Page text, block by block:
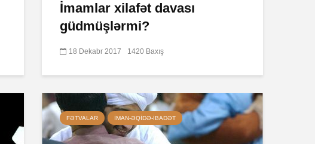
İmamlar xilafət davası
güdmüşlərmi?
18 Dekabr 2017 1420 Baxış
FƏTVALAR İMAN-ƏQIDƏ-IBADƏT